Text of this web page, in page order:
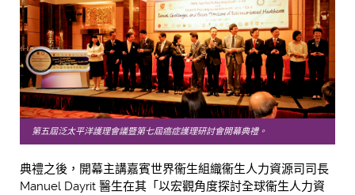
第五屆泛太平洋護理會議暨第七屆癌症護理研討會開幕典禮。
典禮之後，開幕主講嘉賓世界衞生組織衞生人力資源司司長
Manuel Dayrit 醫生在其「以宏觀角度探討全球衞生人力資